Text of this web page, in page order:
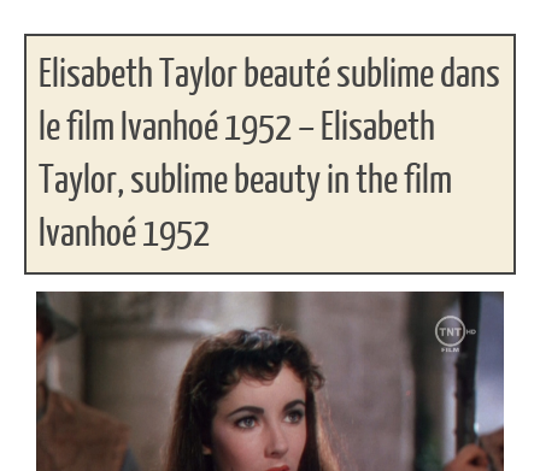
Elisabeth Taylor beauté sublime dans
le film Ivanhoé 1952 – Elisabeth
Taylor, sublime beauty in the film
Ivanhoé 1952